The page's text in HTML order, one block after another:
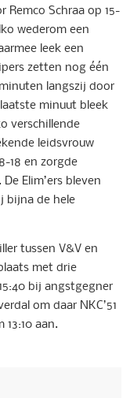
Schraa op 15-
wederom een
leek een
zetten nog één
langszij door
minuut bleek
verschillende
leidsvrouw
18 en zorgde
Elim’ers bleven
bijna de hele
tussen V&V en
met drie
bij angstgegner
om daar NKC’51
aan.